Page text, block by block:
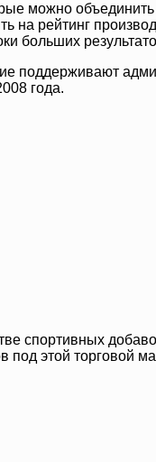
можно
рейтинг
больших
поддерживают
года.
спортивных
этой торговой